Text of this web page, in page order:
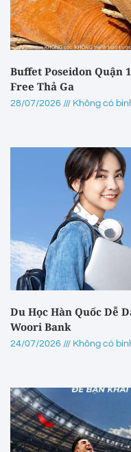
Buffet Poseidon Quận
Free Thả Ga
28/07/2026 Không có
Du Học Hàn Quốc Dễ
Woori Bank
24/07/2026 Không có